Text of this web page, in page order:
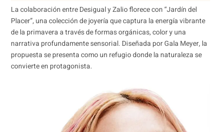
La colaboración entre Desigual y Zalio florece con “Jardín del
Placer”, una colección de joyería que captura la energía vibrante
de la primavera a través de formas orgánicas, color y una
narrativa profundamente sensorial. Diseñada por Gala Meyer, la
propuesta se presenta como un refugio donde la naturaleza se
convierte en protagonista.